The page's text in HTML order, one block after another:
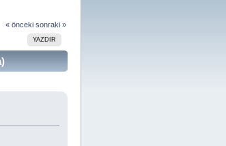
« önceki sonraki »
YAZDIR